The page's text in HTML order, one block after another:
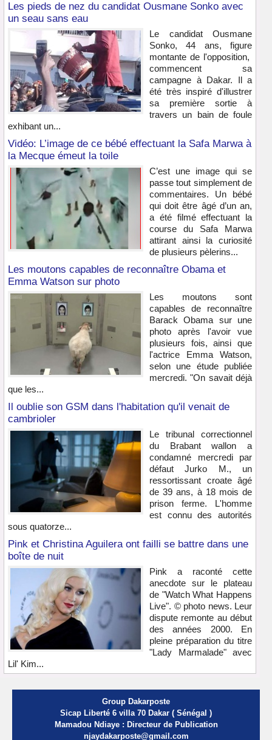
Les pieds de nez du candidat Ousmane Sonko avec
un seau sans eau
Le candidat Ousmane
Sonko, 44 ans, figure
montante de l'opposition,
commencent sa
campagne à Dakar. Il a
été très inspiré d'illustrer
sa première sortie à
travers un bain de foule
exhibant un...
Vidéo: L’image de ce bébé effectuant la Safa Marwa à
la Mecque émeut la toile
C’est une image qui se
passe tout simplement de
commentaires. Un bébé
qui doit être âgé d’un an,
a été filmé effectuant la
course du Safa Marwa
attirant ainsi la curiosité
de plusieurs pèlerins...
Les moutons capables de reconnaître Obama et
Emma Watson sur photo
Les moutons sont
capables de reconnaître
Barack Obama sur une
photo après l'avoir vue
plusieurs fois, ainsi que
l'actrice Emma Watson,
selon une étude publiée
mercredi. "On savait déjà
que les...
Il oublie son GSM dans l'habitation qu'il venait de
cambrioler
Le tribunal correctionnel
du Brabant wallon a
condamné mercredi par
défaut Jurko M., un
ressortissant croate âgé
de 39 ans, à 18 mois de
prison ferme. L'homme
est connu des autorités
sous quatorze...
Pink et Christina Aguilera ont failli se battre dans une
boîte de nuit
Pink a raconté cette
anecdote sur le plateau
de "Watch What Happens
Live". © photo news. Leur
dispute remonte au début
des années 2000. En
pleine préparation du titre
"Lady Marmalade" avec
Lil' Kim...
Group Dakarposte
Sicap Liberté 6 villa 70 Dakar ( Sénégal )
Mamadou Ndiaye : Directeur de Publication
njaydakarposte@gmail.com